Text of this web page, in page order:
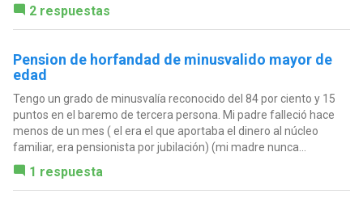
2 respuestas
Pension de horfandad de minusvalido mayor de
edad
Tengo un grado de minusvalía reconocido del 84 por ciento y 15
puntos en el baremo de tercera persona. Mi padre falleció hace
menos de un mes ( el era el que aportaba el dinero al núcleo
familiar, era pensionista por jubilación) (mi madre nunca...
1 respuesta